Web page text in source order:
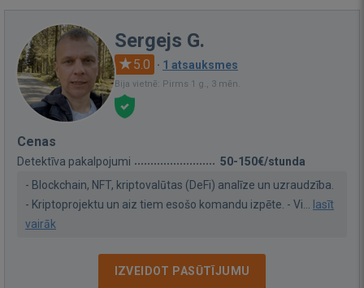
Sergejs G.
5.0 · 1 atsauksmes
Bija vietnē: Pirms 1 g., 3 mēn.
Cenas
Detektīva pakalpojumi
50-150€/stunda
- Blockchain, NFT, kriptovalūtas (DeFi) analīze un uzraudzība.
- Kriptoprojektu un aiz tiem esošo komandu izpēte. - Vi... lasīt
vairāk
IZVEIDOT PASŪTĪJUMU